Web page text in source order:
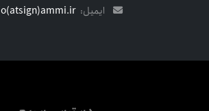
ایمیل: info(atsign)ammi.ir